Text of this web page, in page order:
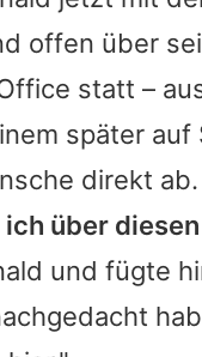
offen über
statt –
später auf
direkt ab.
über
und fügte